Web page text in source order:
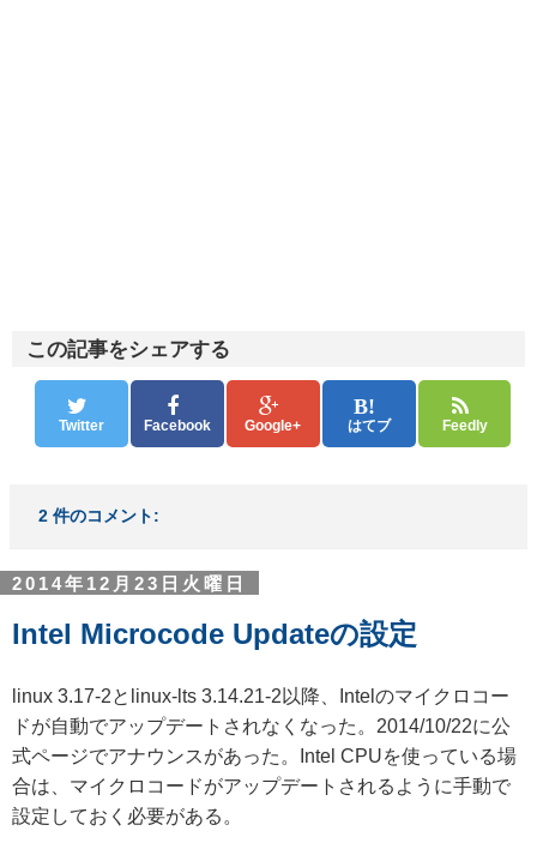
この記事をシェアする
Twitter Facebook Google+ はてブ Feedly
2 件のコメント:
2014年12月23日火曜日
Intel Microcode Updateの設定
linux 3.17-2とlinux-lts 3.14.21-2以降、Intelのマイクロコー
ドが自動でアップデートされなくなった。2014/10/22に公
式ページでアナウンスがあった。Intel CPUを使っている場
合は、マイクロコードがアップデートされるように手動で
設定しておく必要がある。